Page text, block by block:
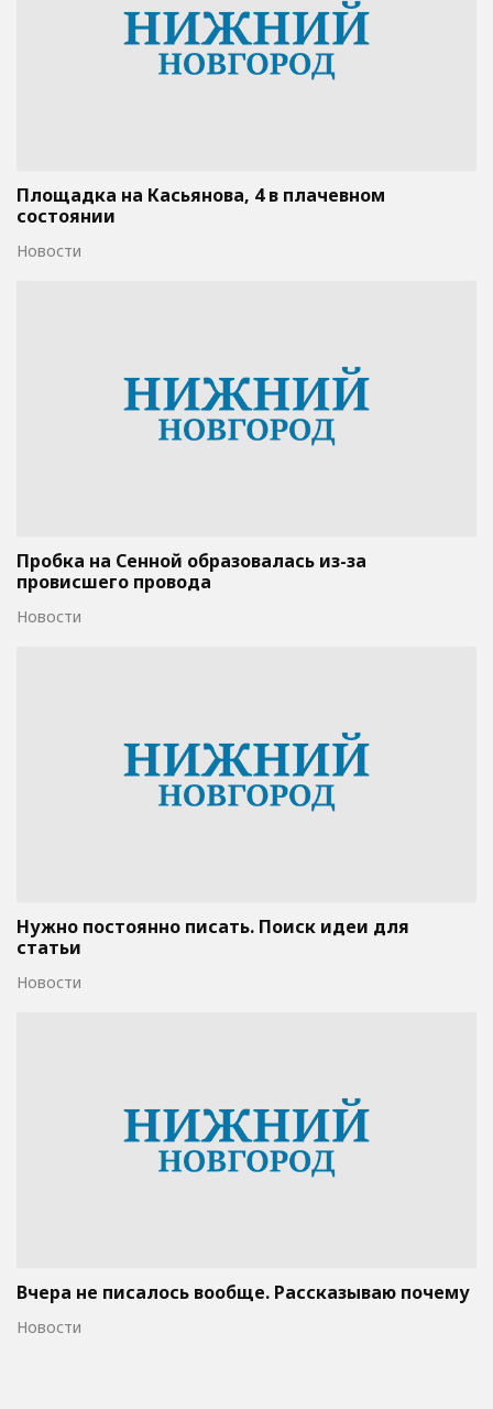
Площадка на Касьянова, 4 в плачевном
состоянии
Новости
Пробка на Сенной образовалась из-за
провисшего провода
Новости
Нужно постоянно писать. Поиск идеи для
статьи
Новости
Вчера не писалось вообще. Рассказываю почему
Новости